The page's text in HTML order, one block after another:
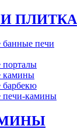
ПЛИТКА
банные печи
порталы
камины
барбекю
печи-камины